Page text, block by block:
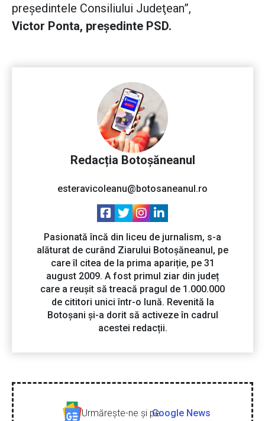
preşedintele Consiliului Judeţean”,
Victor Ponta, preşedinte PSD.
Redacția Botoșăneanul
esteravicoleanu@botosaneanul.ro
Pasionată încă din liceu de jurnalism, s-a
alăturat de curând Ziarului Botoșăneanul, pe
care îl citea de la prima apariție, pe 31
august 2009. A fost primul ziar din județ
care a reușit să treacă pragul de 1.000.000
de cititori unici într-o lună. Revenită la
Botoșani și-a dorit să activeze în cadrul
acestei redacții.
Urmăreşte-ne şi peGoogle News